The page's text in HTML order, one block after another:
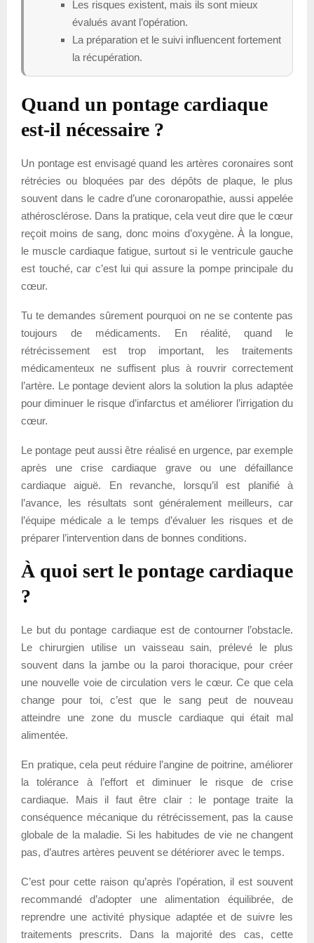
Les risques existent, mais ils sont mieux
évalués avant l’opération.
La préparation et le suivi influencent fortement
la récupération.
Quand un pontage cardiaque
est-il nécessaire ?
Un pontage est envisagé quand les artères coronaires sont
rétrécies ou bloquées par des dépôts de plaque, le plus
souvent dans le cadre d’une coronaropathie, aussi appelée
athérosclérose. Dans la pratique, cela veut dire que le cœur
reçoit moins de sang, donc moins d’oxygène. À la longue,
le muscle cardiaque fatigue, surtout si le ventricule gauche
est touché, car c’est lui qui assure la pompe principale du
cœur.
Tu te demandes sûrement pourquoi on ne se contente pas
toujours de médicaments. En réalité, quand le
rétrécissement est trop important, les traitements
médicamenteux ne suffisent plus à rouvrir correctement
l’artère. Le pontage devient alors la solution la plus adaptée
pour diminuer le risque d’infarctus et améliorer l’irrigation du
cœur.
Le pontage peut aussi être réalisé en urgence, par exemple
après une crise cardiaque grave ou une défaillance
cardiaque aiguë. En revanche, lorsqu’il est planifié à
l’avance, les résultats sont généralement meilleurs, car
l’équipe médicale a le temps d’évaluer les risques et de
préparer l’intervention dans de bonnes conditions.
À quoi sert le pontage cardiaque
?
Le but du pontage cardiaque est de contourner l’obstacle.
Le chirurgien utilise un vaisseau sain, prélevé le plus
souvent dans la jambe ou la paroi thoracique, pour créer
une nouvelle voie de circulation vers le cœur. Ce que cela
change pour toi, c’est que le sang peut de nouveau
atteindre une zone du muscle cardiaque qui était mal
alimentée.
En pratique, cela peut réduire l’angine de poitrine, améliorer
la tolérance à l’effort et diminuer le risque de crise
cardiaque. Mais il faut être clair : le pontage traite la
conséquence mécanique du rétrécissement, pas la cause
globale de la maladie. Si les habitudes de vie ne changent
pas, d’autres artères peuvent se détériorer avec le temps.
C’est pour cette raison qu’après l’opération, il est souvent
recommandé d’adopter une alimentation équilibrée, de
reprendre une activité physique adaptée et de suivre les
traitements prescrits. Dans la majorité des cas, cette